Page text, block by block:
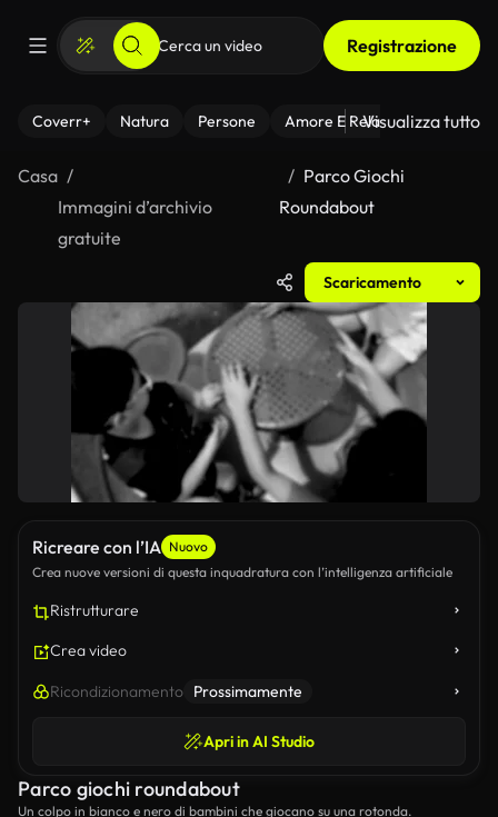
Registrazione
Coverr+ Natura Persone Amore E Relazioni Il
Visualizza tutto
Casa
Immagini d’archivio
gratuite
Parco Giochi
Roundabout
Scaricamento
Ricreare con l’IA Nuovo
Crea nuove versioni di questa inquadratura con l’intelligenza artificiale
Ristrutturare
Crea video
Ricondizionamento Prossimamente
Apri in AI Studio
Parco giochi roundabout
Un colpo in bianco e nero di bambini che giocano su una rotonda.